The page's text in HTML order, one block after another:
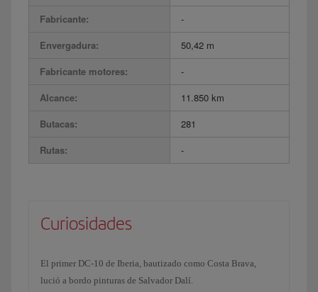
Fabricante:
-
Envergadura:
50,42 m
Fabricante motores:
-
Alcance:
11.850 km
Butacas:
281
Rutas:
-
Curiosidades
El primer DC-10 de Iberia, bautizado como Costa Brava,
lució a bordo pinturas de Salvador Dalí.